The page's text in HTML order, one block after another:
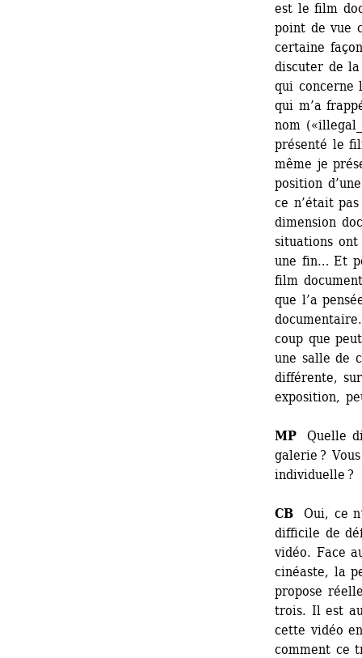
est le film
point de vue
certaine
discuter de
qui concerne
qui m’a
nom
présenté le
même je
position
ce n’était
dimension
situations
une fin… Et
film
que l’a
coup que
une salle de
différente,
exposition,
MP Quelle
galerie ?
individuelle ?
CB Oui, ce
difficile de
vidéo. Face
cinéaste, la
propose
trois. Il est
cette vidéo
comment ce